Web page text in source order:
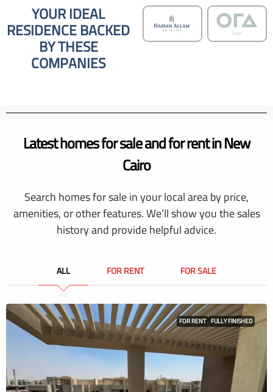
YOUR IDEAL
RESIDENCE BACKED
BY THESE
COMPANIES
Latest homes for sale and for rent in New
Cairo
Search homes for sale in your local area by price,
amenities, or other features. We’ll show you the sales
history and provide helpful advice.
ALL FOR RENT FOR SALE
FOR RENT FULLY FINISHED